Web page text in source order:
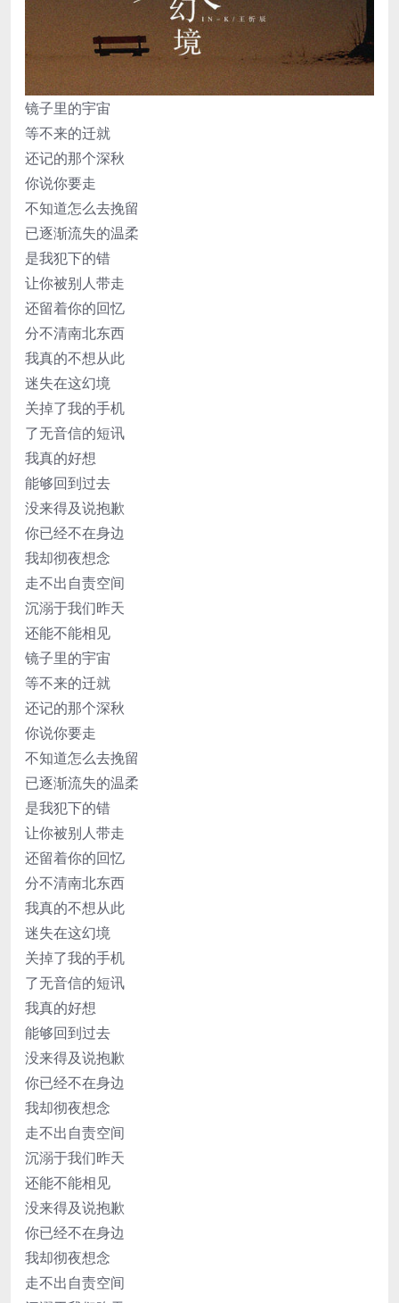
镜子里的宇宙
等不来的迁就
还记的那个深秋
你说你要走
不知道怎么去挽留
已逐渐流失的温柔
是我犯下的错
让你被别人带走
还留着你的回忆
分不清南北东西
我真的不想从此
迷失在这幻境
关掉了我的手机
了无音信的短讯
我真的好想
能够回到过去
没来得及说抱歉
你已经不在身边
我却彻夜想念
走不出自责空间
沉溺于我们昨天
还能不能相见
镜子里的宇宙
等不来的迁就
还记的那个深秋
你说你要走
不知道怎么去挽留
已逐渐流失的温柔
是我犯下的错
让你被别人带走
还留着你的回忆
分不清南北东西
我真的不想从此
迷失在这幻境
关掉了我的手机
了无音信的短讯
我真的好想
能够回到过去
没来得及说抱歉
你已经不在身边
我却彻夜想念
走不出自责空间
沉溺于我们昨天
还能不能相见
没来得及说抱歉
你已经不在身边
我却彻夜想念
走不出自责空间